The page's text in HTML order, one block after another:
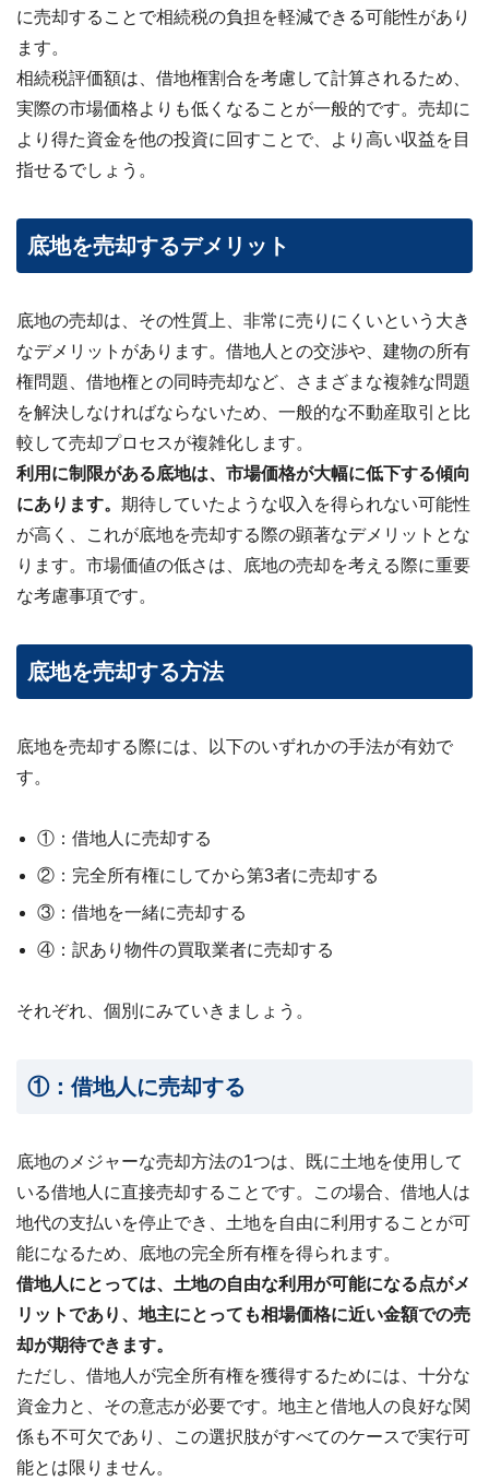
に売却することで相続税の負担を軽減できる可能性があり
ます。
相続税評価額は、借地権割合を考慮して計算されるため、
実際の市場価格よりも低くなることが一般的です。売却に
より得た資金を他の投資に回すことで、より高い収益を目
指せるでしょう。
底地を売却するデメリット
底地の売却は、その性質上、非常に売りにくいという大き
なデメリットがあります。借地人との交渉や、建物の所有
権問題、借地権との同時売却など、さまざまな複雑な問題
を解決しなければならないため、一般的な不動産取引と比
較して売却プロセスが複雑化します。
利用に制限がある底地は、市場価格が大幅に低下する傾向
にあります。 期待していたような収入を得られない可能性
が高く、これが底地を売却する際の顕著なデメリットとな
ります。市場価値の低さは、底地の売却を考える際に重要
な考慮事項です。
底地を売却する方法
底地を売却する際には、以下のいずれかの手法が有効で
す。
①：借地人に売却する
②：完全所有権にしてから第3者に売却する
③：借地を一緒に売却する
④：訳あり物件の買取業者に売却する
それぞれ、個別にみていきましょう。
①：借地人に売却する
底地のメジャーな売却方法の1つは、既に土地を使用して
いる借地人に直接売却することです。この場合、借地人は
地代の支払いを停止でき、土地を自由に利用することが可
能になるため、底地の完全所有権を得られます。
借地人にとっては、土地の自由な利用が可能になる点がメ
リットであり、地主にとっても相場価格に近い金額での売
却が期待できます。
ただし、借地人が完全所有権を獲得するためには、十分な
資金力と、その意志が必要です。地主と借地人の良好な関
係も不可欠であり、この選択肢がすべてのケースで実行可
能とは限りません。